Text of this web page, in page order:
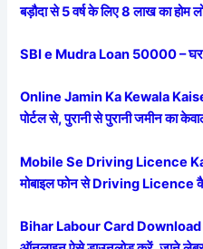
बड़ौदा से 5 वर्ष के लिए 8 लाख का होम
SBI e Mudra Loan 50000 – घर
Online Jamin Ka Kewala
पोर्टल से, पुरानी से पुरानी जमीन का
Mobile Se Driving Licence
मोबाइल फोन से Driving Licence
Bihar Labour Card Download